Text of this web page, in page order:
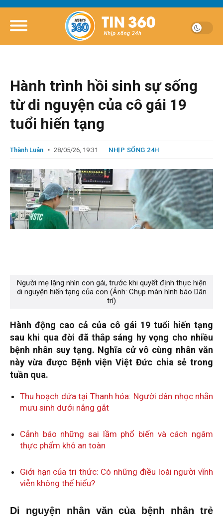
Hành trình hồi sinh sự sống
từ di nguyện của cô gái 19
tuổi hiến tạng
Thành Luân 28/05/26, 19:31 NHỊP SỐNG 24H
Người mẹ lặng nhìn con gái, trước khi quyết định thực hiện
di nguyện hiến tạng của con (Ảnh: Chụp màn hình báo Dân
trí)
Hành động cao cả của cô gái 19 tuổi hiến tạng
sau khi qua đời đã thắp sáng hy vọng cho nhiều
bệnh nhân suy tạng. Nghĩa cử vô cùng nhân văn
này vừa được Bệnh viện Việt Đức chia sẻ trong
tuần qua.
Thu hoạch dứa tại Thanh hóa: Người dân nhọc nhằn
mưu sinh dưới nắng gắt
Cảnh báo những sai lầm phổ biến và cách ngâm
thực phẩm khô an toàn
Giới hạn của tri thức: Có những điều loài người vĩnh
viễn không thể hiểu?
Di nguyện nhân văn của bệnh nhân trẻ